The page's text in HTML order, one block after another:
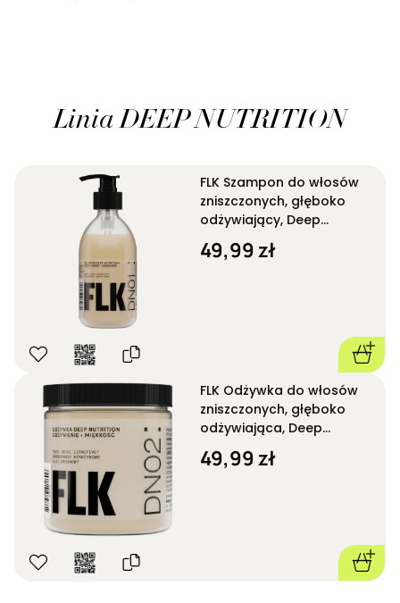
Linia DEEP NUTRITION
FLK Szampon do włosów
zniszczonych, głęboko
odżywiający, Deep
Nutrition DN01 280 ml
49,99 zł
FLK Odżywka do włosów
zniszczonych, głęboko
odżywiająca, Deep
Nutrition DN02 250 ml
49,99 zł